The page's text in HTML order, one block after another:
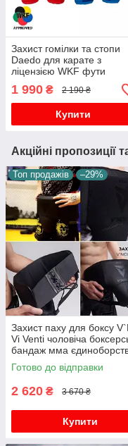
Захист гомілки та стопи
Daedo для карате з
ліцензією WKF фути
єдиноборств
1 990 ₴ 2 190 ₴
Купити
Акційні пропозиції
Топ продажів –29%
Захист паху для боксу
Vi Venti чоловіча
бандаж мма
пахова зона паха
Готово до відправки
2 620 ₴ 3 670 ₴
Купити